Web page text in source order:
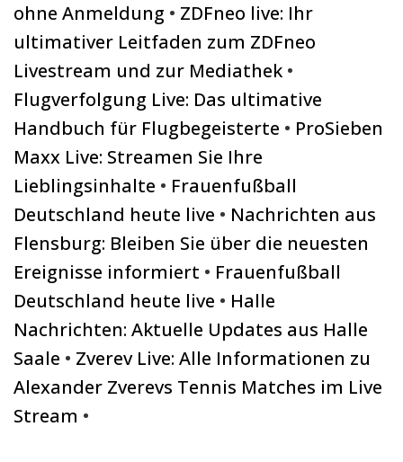
ohne Anmeldung • ZDFneo live: Ihr
ultimativer Leitfaden zum ZDFneo
Livestream und zur Mediathek •
Flugverfolgung Live: Das ultimative
Handbuch für Flugbegeisterte • ProSieben
Maxx Live: Streamen Sie Ihre
Lieblingsinhalte • Frauenfußball
Deutschland heute live • Nachrichten aus
Flensburg: Bleiben Sie über die neuesten
Ereignisse informiert • Frauenfußball
Deutschland heute live • Halle
Nachrichten: Aktuelle Updates aus Halle
Saale • Zverev Live: Alle Informationen zu
Alexander Zverevs Tennis Matches im Live
Stream •